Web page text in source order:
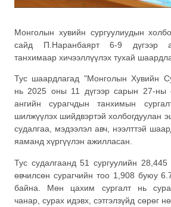
Монголын хувийн сургуулиудын
сайд П.Наранбаярт 6-9 дүгээр
танхимаар хичээллүүлэх тухай
Тус шаардлагад "Монголын Хувийн
нь 2025 оны 11 дүгээр сарын 27-ны
ангийн сурагчдын танхимын
шилжүүлэх шийдвэртэй холбогдуулан
судалгаа, мэдээлэл авч, нээлттэй
яаманд хүргүүлэн ажилласан.
Тус судалгаанд 51 сургуулийн 28,445
өвчилсөн сурагчийн тоо 1,908 буюу
байна. Мөн цахим сургалт нь
чанар, сурах идэвх, сэтгэлзүйд сөрөг